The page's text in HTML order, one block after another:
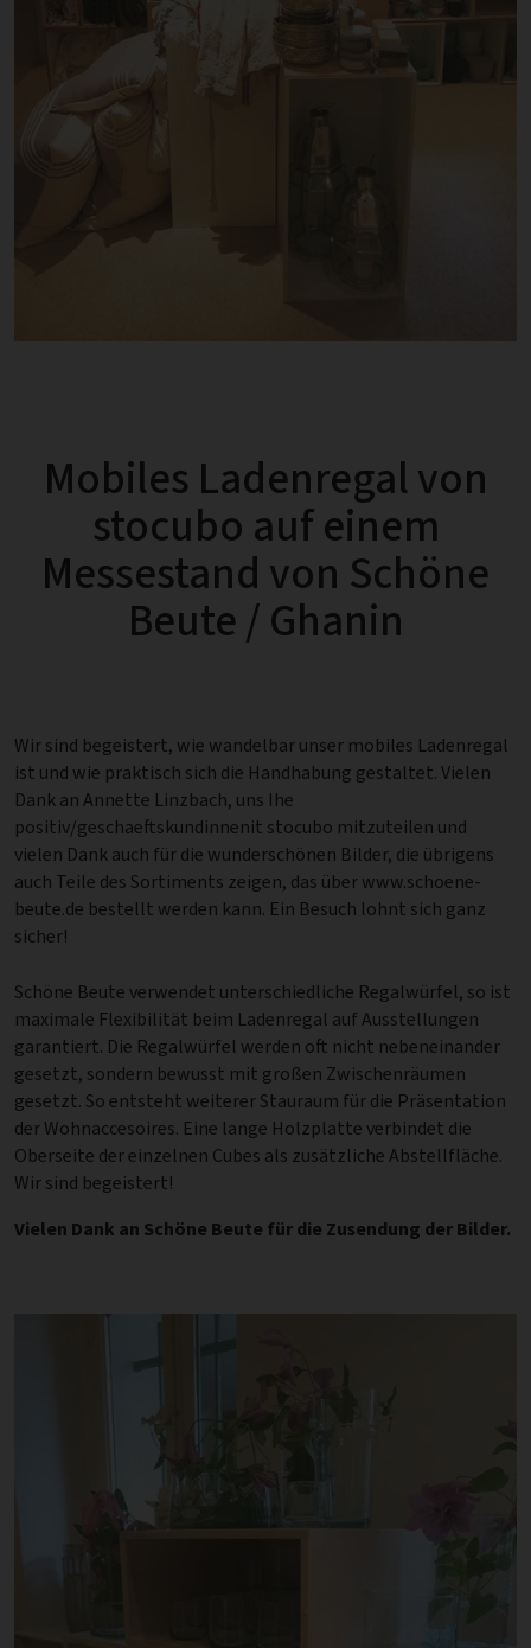
Mobiles Ladenregal von
stocubo auf einem
Messestand von Schöne
Beute / Ghanin
Wir sind begeistert, wie wandelbar unser mobiles Ladenregal
ist und wie praktisch sich die Handhabung gestaltet. Vielen
Dank an Annette Linzbach, uns Ihe
positiv/geschaeftskundinnenit stocubo mitzuteilen und
vielen Dank auch für die wunderschönen Bilder, die übrigens
auch Teile des Sortiments zeigen, das über www.schoene-
beute.de bestellt werden kann. Ein Besuch lohnt sich ganz
sicher!
Schöne Beute verwendet unterschiedliche Regalwürfel, so ist
maximale Flexibilität beim Ladenregal auf Ausstellungen
garantiert. Die Regalwürfel werden oft nicht nebeneinander
gesetzt, sondern bewusst mit großen Zwischenräumen
gesetzt. So entsteht weiterer Stauraum für die Präsentation
der Wohnaccesoires. Eine lange Holzplatte verbindet die
Oberseite der einzelnen Cubes als zusätzliche Abstellfläche.
Wir sind begeistert!
Vielen Dank an Schöne Beute für die Zusendung der Bilder.